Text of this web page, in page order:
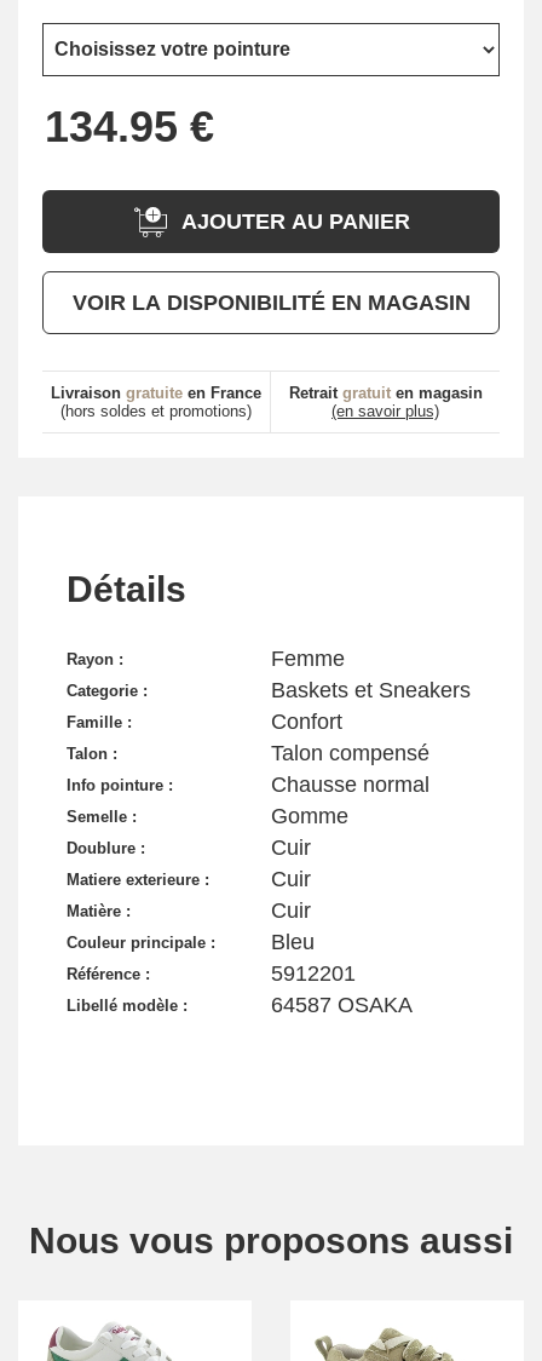
AJOUTER AU PANIER
VOIR LA DISPONIBILITÉ EN MAGASIN
Livraison gratuite en France
(hors soldes et promotions)
Retrait gratuiten magasin
(en savoir plus)
Détails
Rayon : Femme
Categorie : Baskets et Sneakers
Famille : Confort
Talon : Talon compensé
Info pointure : Chausse normal
Semelle : Gomme
Doublure : Cuir
Matiere exterieure : Cuir
Matière : Cuir
Couleur principale : Bleu
Référence : 5912201
Libellé modèle : 64587 OSAKA
Nous vous proposons aussi